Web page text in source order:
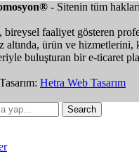
- Sitenin tüm
bireysel faaliyet gösteren
altında, ürün ve hizmetlerini,
buluşturan bir e-ticaret
Hetra Web Tasarım
Search